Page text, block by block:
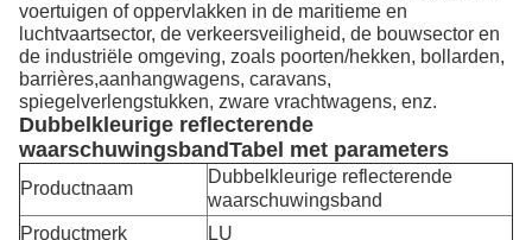
voertuigen of oppervlakken in de maritieme en
luchtvaartsector, de verkeersveiligheid, de bouwsector en
de industriële omgeving, zoals poorten/hekken, bollarden,
barrières,aanhangwagens, caravans,
spiegelverlengstukken, zware vrachtwagens, enz.
Dubbelkleurige reflecterende
waarschuwingsbandTabel met parameters
Productnaam
Dubbelkleurige reflecterende
waarschuwingsband
Productmerk
LU